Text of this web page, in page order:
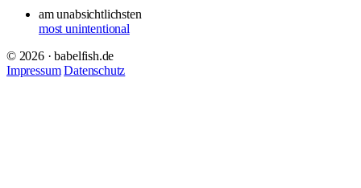
am unabsichtlichsten
most unintentional
© 2026 · babelfish.de
Impressum Datenschutz